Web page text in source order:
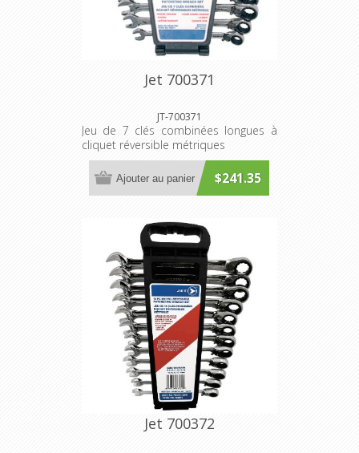
Jet 700371
JT-700371
Jeu de 7 clés combinées longues à
cliquet réversible métriques
$241.35
Ajouter au panier
Jet 700372